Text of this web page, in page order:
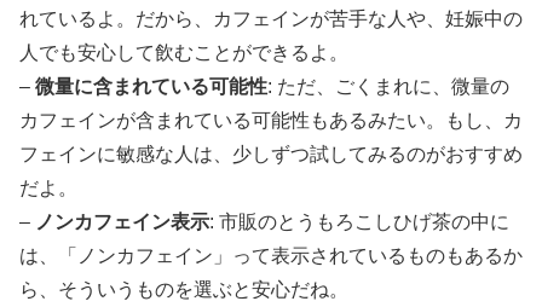
れているよ。だから、カフェインが苦手な人や、妊娠中の
人でも安心して飲むことができるよ。
– 微量に含まれている可能性: ただ、ごくまれに、微量の
カフェインが含まれている可能性もあるみたい。もし、カ
フェインに敏感な人は、少しずつ試してみるのがおすすめ
だよ。
– ノンカフェイン表示: 市販のとうもろこしひげ茶の中に
は、「ノンカフェイン」って表示されているものもあるか
ら、そういうものを選ぶと安心だね。